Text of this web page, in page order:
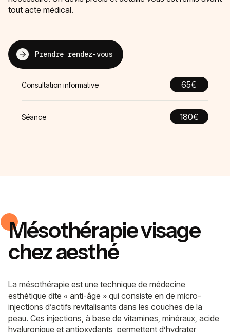
tout acte médical.
Prendre rendez-vous
Consultation informative 65€
Séance 180€
Mésothérapie visage
chez aesthé
La mésothérapie est une technique de médecine
esthétique dite « anti-âge » qui consiste en de micro-
injections d’actifs revitalisants dans les couches de la
peau. Ces injections, à base de vitamines, minéraux, acide
hyaluronique et antioxydants, permettent d’hydrater,